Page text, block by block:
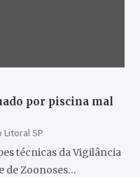
por piscina mal
Litoral SP
técnicas da Vigilância
de Zoonoses…